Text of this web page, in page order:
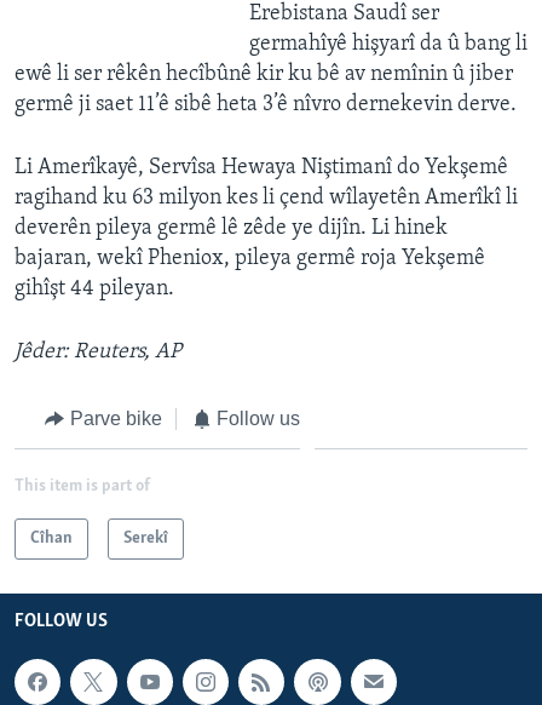
Erebistana Saudî ser
germahîyê hişyarî da û bang li
ewê li ser rêkên hecîbûnê kir ku bê av nemînin û jiber
germê ji saet 11’ê sibê heta 3’ê nîvro dernekevin derve.
Li Amerîkayê, Servîsa Hewaya Niştimanî do Yekşemê
ragihand ku 63 milyon kes li çend wîlayetên Amerîkî li
deverên pileya germê lê zêde ye dijîn. Li hinek
bajaran, wekî Pheniox, pileya germê roja Yekşemê
gihîşt 44 pileyan.
Jêder: Reuters, AP
Parve bike Follow us
This item is part of
Cîhan Serekî
FOLLOW US